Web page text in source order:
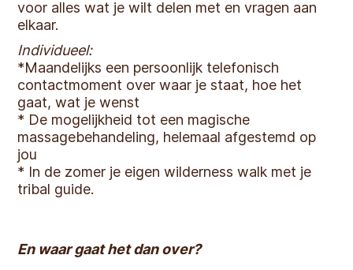
voor alles wat je wilt delen met en vragen aan
elkaar.
Individueel:
*Maandelijks een persoonlijk telefonisch
contactmoment over waar je staat, hoe het
gaat, wat je wenst
* De mogelijkheid tot een magische
massagebehandeling, helemaal afgestemd op
jou
* In de zomer je eigen wilderness walk met je
tribal guide.
En waar gaat het dan over?